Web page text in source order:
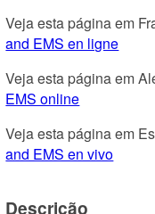
Veja esta página em
and EMS en ligne
Veja esta página em
EMS online
Veja esta página em
and EMS en vivo
Descrição